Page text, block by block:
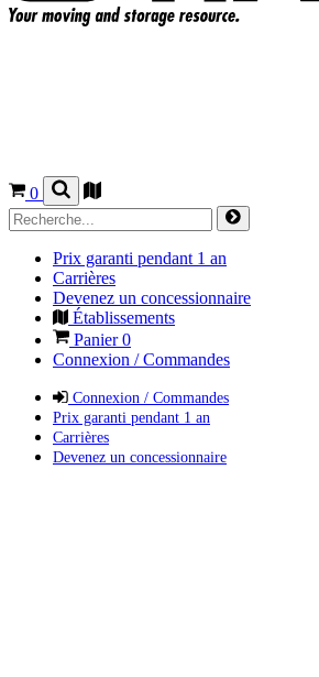
0
Prix garanti pendant 1 an
Carrières
Devenez un concessionnaire
Établissements
Panier0
Connexion / Commandes
Connexion / Commandes
Prix garanti pendant 1 an
Carrières
Devenez un concessionnaire